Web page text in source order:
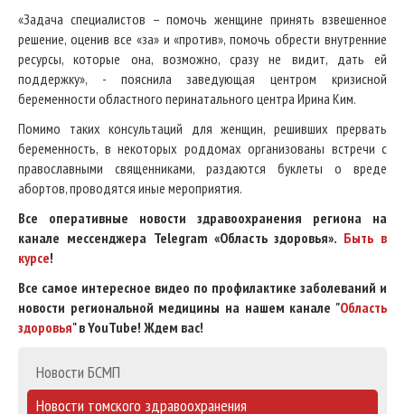
«Задача специалистов – помочь женщине принять взвешенное
решение, оценив все «за» и «против», помочь обрести внутренние
ресурсы, которые она, возможно, сразу не видит, дать ей
поддержку», - пояснила заведующая центром кризисной
беременности областного перинатального центра Ирина Ким.
Помимо таких консультаций для женщин, решивших прервать
беременность, в некоторых роддомах организованы встречи с
православными священниками, раздаются буклеты о вреде
абортов, проводятся иные мероприятия.
Все оперативные новости здравоохранения региона на
канале мессенджера Telegram «Область здоровья». Быть в
курсе!
Все самое интересное видео по профилактике заболеваний и
новости региональной медицины на нашем канале "Область
здоровья" в YouTube! Ждем вас!
Новости БСМП
Новости томского здравоохранения